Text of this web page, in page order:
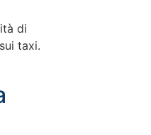
di
taxi.